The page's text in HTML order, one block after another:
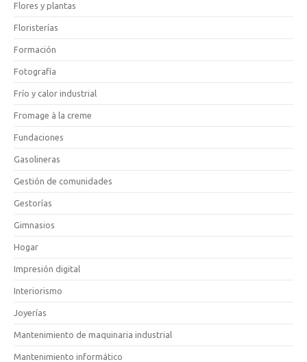
Flores y plantas
Floristerías
Formación
Fotografía
Frío y calor industrial
Fromage à la creme
Fundaciones
Gasolineras
Gestión de comunidades
Gestorías
Gimnasios
Hogar
Impresión digital
Interiorismo
Joyerías
Mantenimiento de maquinaria industrial
Mantenimiento informático